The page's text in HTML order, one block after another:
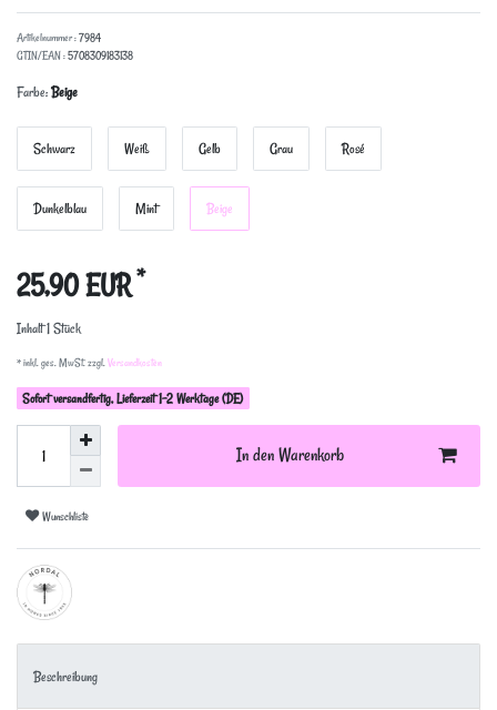
Artikelnummer :7984
GTIN/EAN :5708309183138
Farbe:Beige
Schwarz Weiß Gelb Grau Rosé
Dunkelblau Mint Beige
25,90 EUR*
Inhalt1Stück
* inkl. ges. MwSt. zzgl.Versandkosten
Sofort versandfertig, Lieferzeit 1-2 Werktage (DE)
In den Warenkorb
Wunschliste
Beschreibung